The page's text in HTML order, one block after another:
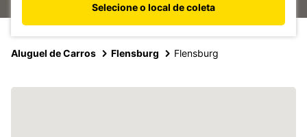
Selecione o local de coleta
Aluguel de Carros Flensburg Flensburg